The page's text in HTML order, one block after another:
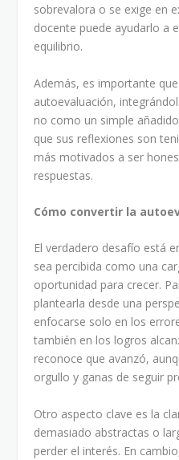
sobrevalora o se exige en
docente puede ayudarlo a
equilibrio.
Además, es importante
autoevaluación,
no como un simple
que sus reflexiones son
más motivados a ser
respuestas.
Cómo convertir la
El verdadero desafío está
sea percibida como una
oportunidad para crecer.
plantearla desde una
enfocarse solo en los
también en los logros
reconoce que avanzó,
orgullo y ganas de seguir
Otro aspecto clave es la
demasiado abstractas o
perder el interés. En